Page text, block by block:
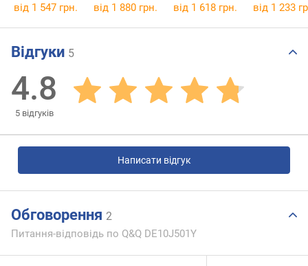
від 1 547 грн. від 1 880 грн. від 1 618 грн. від 1 233
Відгуки 5
4.8
5 відгуків
Написати відгук
Обговорення 2
Питання-відповідь по Q&Q DE10J501Y